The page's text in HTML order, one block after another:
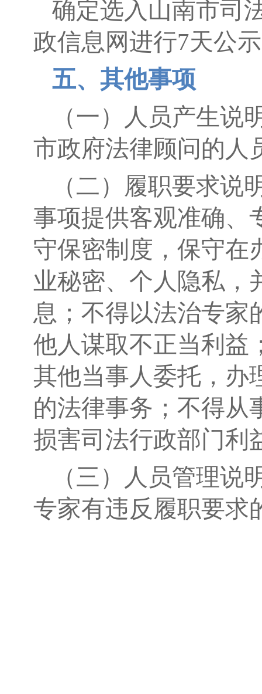
确定选入山南市司
政信息网进行7天公
五、其他事项
（一）人员产生
市政府法律顾问的人
（二）履职要求
事项提供客观准确、
守保密制度，保守在
业秘密、个人隐私，
息；不得以法治专家
他人谋取不正当利益
其他当事人委托，办
的法律事务；不得从
损害司法行政部门利
（三）人员管理
专家有违反履职要求